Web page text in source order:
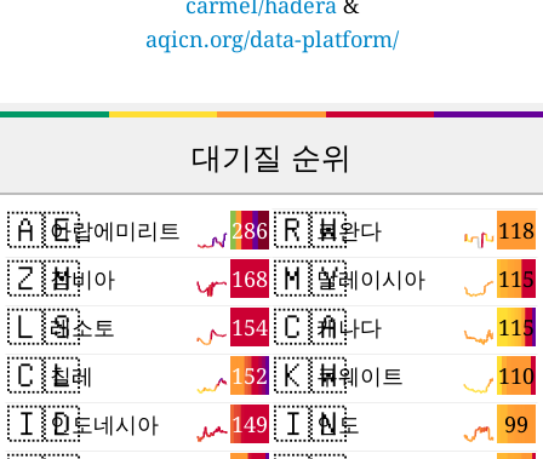
aqicn.org/data-platform/
대기질 순위
🇦🇪 286
아랍에미리트
🇿🇲 168
잠비아
🇱🇸 154
레소토
🇨🇱 152
칠레
🇮🇩 149
인도네시아
🇷🇼 118
르완다
🇲🇾 115
말레이시아
🇨🇦 115
캐나다
🇰🇼 110
쿠웨이트
🇮🇳 99
인도